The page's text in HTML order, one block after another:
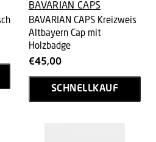
BAVARIAN CAPS
BAVARIAN CAPS Kreizweis
Altbayern Cap mit
Holzbadge
€45,00
SCHNELLKAUF